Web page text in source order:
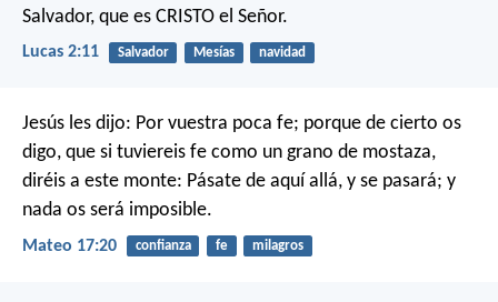
Salvador, que es CRISTO el Señor.
Lucas 2:11 Salvador Mesías navidad
Jesús les dijo: Por vuestra poca fe; porque de cierto os
digo, que si tuviereis fe como un grano de mostaza,
diréis a este monte: Pásate de aquí allá, y se pasará; y
nada os será imposible.
Mateo 17:20 confianza fe milagros